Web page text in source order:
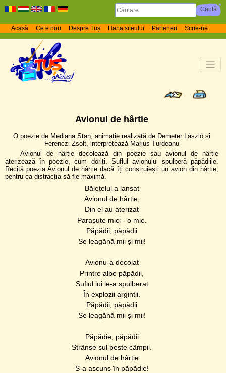
Acasă Ce e nou Despre Tuș Harta siteului Parteneri Scrie-ne
Avionul de hârtie
O poezie de Mediana Stan, animație realizată de Demeter László și
Ferenczi Zsolt, interpretează Marius Turdeanu
Avionul de hârtie decolează din poezie sau avionul de hârtie
aterizează în poezie, cum doriți. Suflul avionului spulberă păpădiile.
Recită poezia Avionul de hârtie dacă îți construiești un avion din hârtie,
pentru ca distracția să fie maximă.
Băiețelul a lansat
Avionul de hârtie,
Din el au aterizat
Parașute mici - o mie.
Păpădii, păpădii
Se leagănă mii și mii!
Avionu-a decolat
Printre albe păpădii,
Suflul lui le-a spulberat
În explozii argintii.
Păpădii, păpădii
Se leagănă mii și mii!
Păpădie, păpădii
Strânse sul peste câmpii.
Avionul de hârtie
S-a ascuns în păpădie!